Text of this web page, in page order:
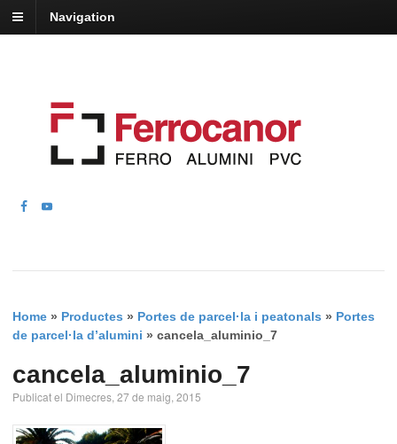
Navigation
Home » Productes » Portes de parcel·la i peatonals » Portes
de parcel·la d’alumini » cancela_aluminio_7
cancela_aluminio_7
Publicat el Dimecres, 27 de maig, 2015